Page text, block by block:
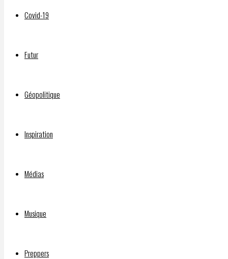
Covid-19
Futur
Géopolitique
Inspiration
Médias
Musique
Preppers
militaire